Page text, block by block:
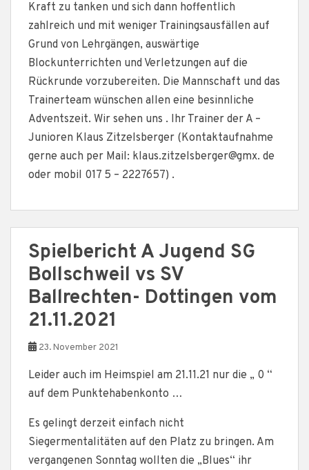
Kraft zu tanken und sich dann hoffentlich
zahlreich und mit weniger Trainingsausfällen auf
Grund von Lehrgängen, auswärtige
Blockunterrichten und Verletzungen auf die
Rückrunde vorzubereiten. Die Mannschaft und das
Trainerteam wünschen allen eine besinnliche
Adventszeit. Wir sehen uns . Ihr Trainer der A –
Junioren Klaus Zitzelsberger (Kontaktaufnahme
gerne auch per Mail: klaus.zitzelsberger@gmx. de
oder mobil 017 5 – 2227657) .
Spielbericht A Jugend SG
Bollschweil vs SV
Ballrechten- Dottingen vom
21.11.2021
23. November 2021
Leider auch im Heimspiel am 21.11.21 nur die „ 0 “
auf dem Punktehabenkonto …
Es gelingt derzeit einfach nicht
Siegermentalitäten auf den Platz zu bringen. Am
vergangenen Sonntag wollten die „Blues“ ihr